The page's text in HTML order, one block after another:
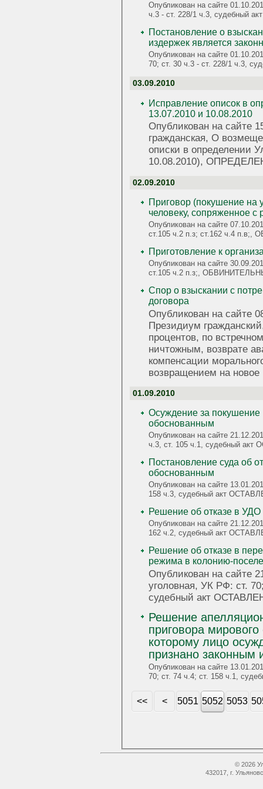
Опубликован на сайте
ч.3 - ст. 228/1 ч.3, судебный
Постановление о
издержек является
Опубликован на сайте
70; ст. 30 ч.3 - ст. 228/1 ч.3,
03.09.2010
Исправление описок в
13.07.2010 и 10.08.2010
Опубликован на сайте
гражданская, О
описки в определении
10.08.2010),
02.09.2010
Приговор (покушение на
человеку, сопряженное с
Опубликован на сайте
ст.105 ч.2 п.з; ст.162 ч.4
Приготовление к
Опубликован на сайте
ст.105 ч.2 п.з;,
Спор о взыскании с
договора
Опубликован на сайте
Президиум
процентов, по
ничтожным, возврате
компенсации
возвращением на новое
01.09.2010
Осуждение за покушение
обоснованным
Опубликован на сайте
ч.3, ст. 105 ч.1, судебный
Постановление суда об отказе в УДО признано законным и
обоснованным
Опубликован на сайте
158 ч.3, судебный акт
Решение об отказе в
Опубликован на сайте
162 ч.2, судебный акт
Решение об отказе в
режима в колонию-
Опубликован на сайте
уголовная, УК РФ: ст.
судебный акт
Решение
приговора
которому лицо
признано законным
Опубликован на сайте
70; ст. 74 ч.4; ст. 158 ч.1,
<< < 5051 5052 5053
© 2026
432017, г.